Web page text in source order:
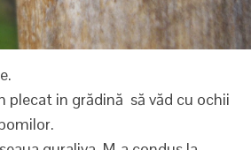
plecat in grădină să văd cu ochii